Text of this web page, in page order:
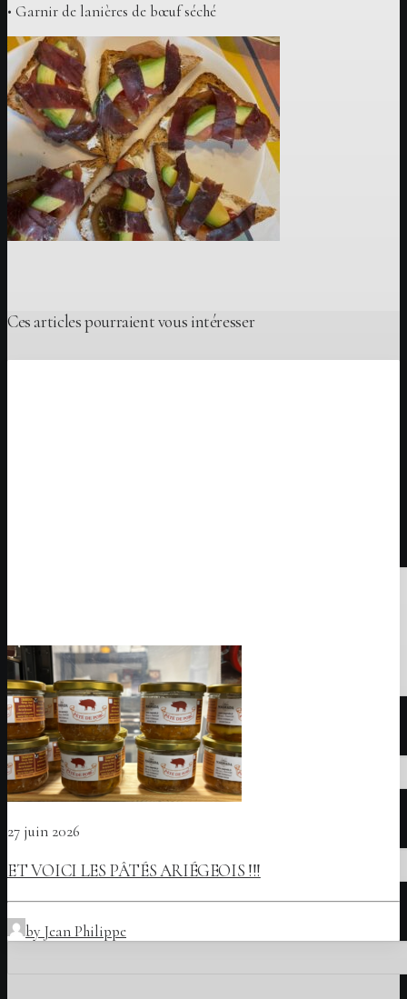
• Garnir de lanières de bœuf séché
Ces articles pourraient vous intéresser
27 juin 2026
ET VOICI LES PÂTÉS ARIÉGEOIS !!!
by Jean Philippe
Nom*
E-mail *
Site web